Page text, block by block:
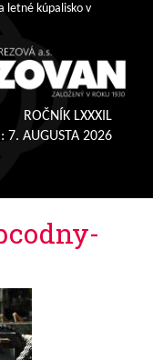
letné kúpalisko v
ROČNÍK LXXXIL
7. AUGUSTA 2026